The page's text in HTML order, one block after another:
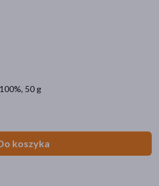
50 g
koszyka